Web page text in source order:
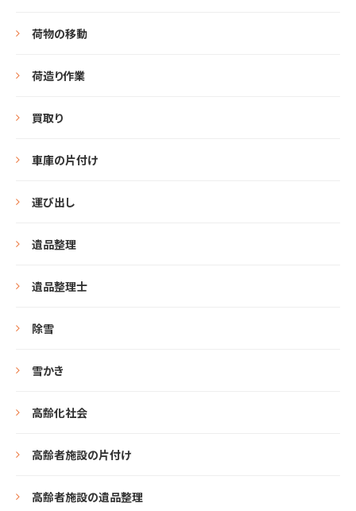
荷物の移動
荷造り作業
買取り
車庫の片付け
運び出し
遺品整理
遺品整理士
除雪
雪かき
高齢化社会
高齢者施設の片付け
高齢者施設の遺品整理